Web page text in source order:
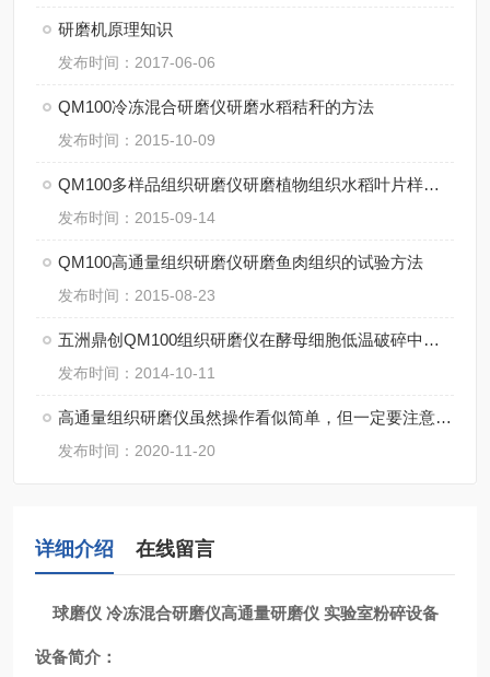
研磨机原理知识
发布时间：2017-06-06
QM100冷冻混合研磨仪研磨水稻秸秆的方法
发布时间：2015-10-09
QM100多样品组织研磨仪研磨植物组织水稻叶片样品方法
发布时间：2015-09-14
QM100高通量组织研磨仪研磨鱼肉组织的试验方法
发布时间：2015-08-23
五洲鼎创QM100组织研磨仪在酵母细胞低温破碎中的应用
发布时间：2014-10-11
高通量组织研磨仪虽然操作看似简单，但一定要注意细节
发布时间：2020-11-20
详细介绍 在线留言
球磨仪 冷冻混合研磨仪高通量研磨仪 实验室粉碎设备
设备简介：